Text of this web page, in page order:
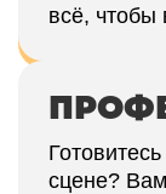
всё,
сцене?